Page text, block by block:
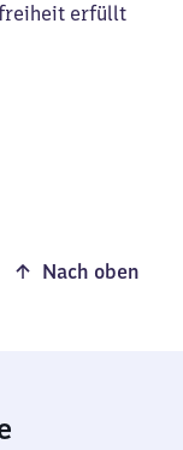
erfüllt
Nach oben